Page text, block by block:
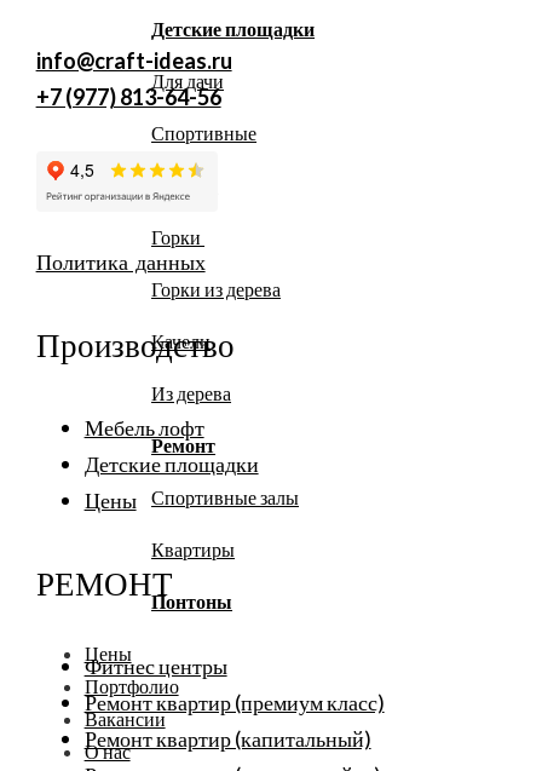
Детские площадки
Для дачи
Спортивные
Домики
Горки
Горки из дерева
Качели
Из дерева
Ремонт
Спортивные залы
Квартиры
Понтоны
Цены
Портфолио
Вакансии
О нас
info@craft-ideas.ru
+7 (977) 813-64-56
Политика данных
Производство
Мебель лофт
Детские площадки
Цены
РЕМОНТ
Фитнес центры
Ремонт квартир (премиум класс)
Ремонт квартир (капитальный)